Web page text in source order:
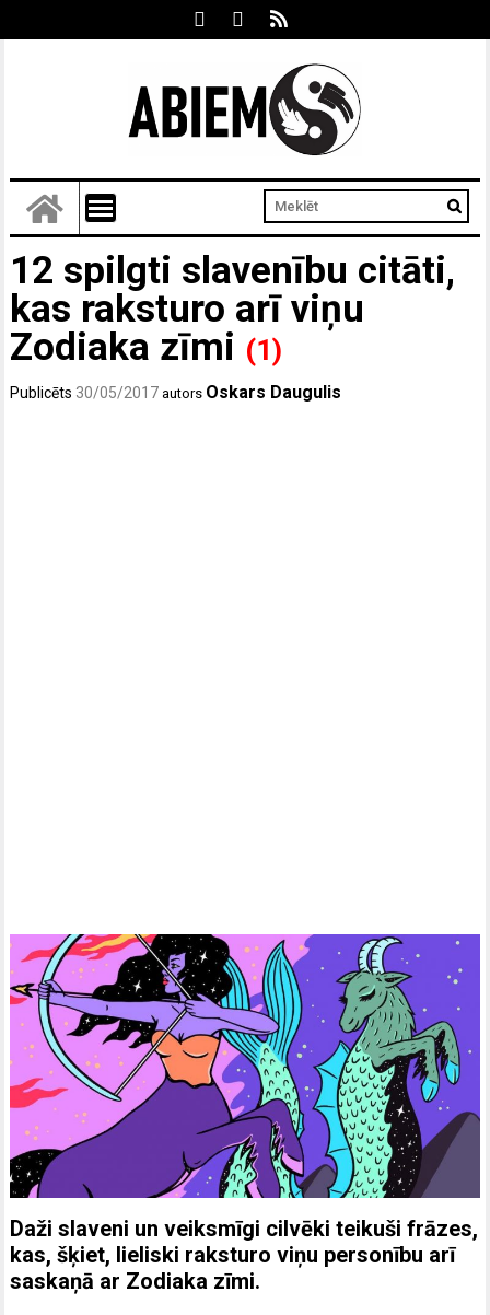
12 spilgti slavenību citāti,
kas raksturo arī viņu
Zodiaka zīmi (1)
Publicēts 30/05/2017 autors Oskars Daugulis
Daži slaveni un veiksmīgi cilvēki teikuši frāzes,
kas, šķiet, lieliski raksturo viņu personību arī
saskaņā ar Zodiaka zīmi.